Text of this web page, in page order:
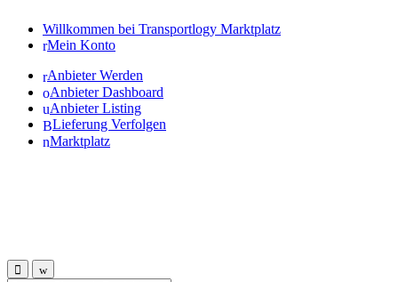
Willkommen bei Transportlogy Marktplatz
Mein Konto
Anbieter Werden
Anbieter Dashboard
Anbieter Listing
Lieferung Verfolgen
Marktplatz